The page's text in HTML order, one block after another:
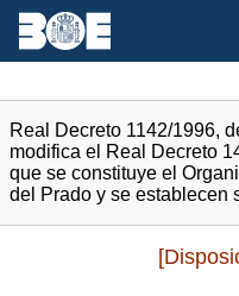
Real Decreto 1142/1996,
modifica el Real Decreto
que se constituye el
del Prado y se establecen